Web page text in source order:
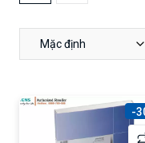
Mặc định
-